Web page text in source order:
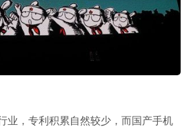
业，专利积累自然较少，而国产手机